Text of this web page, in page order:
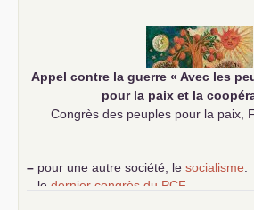
Appel contre la guerre « Avec les
pour la paix et la
Congrès des peuples pour la paix,
– pour une autre société, le socialisme
le dernier congrès du PCF